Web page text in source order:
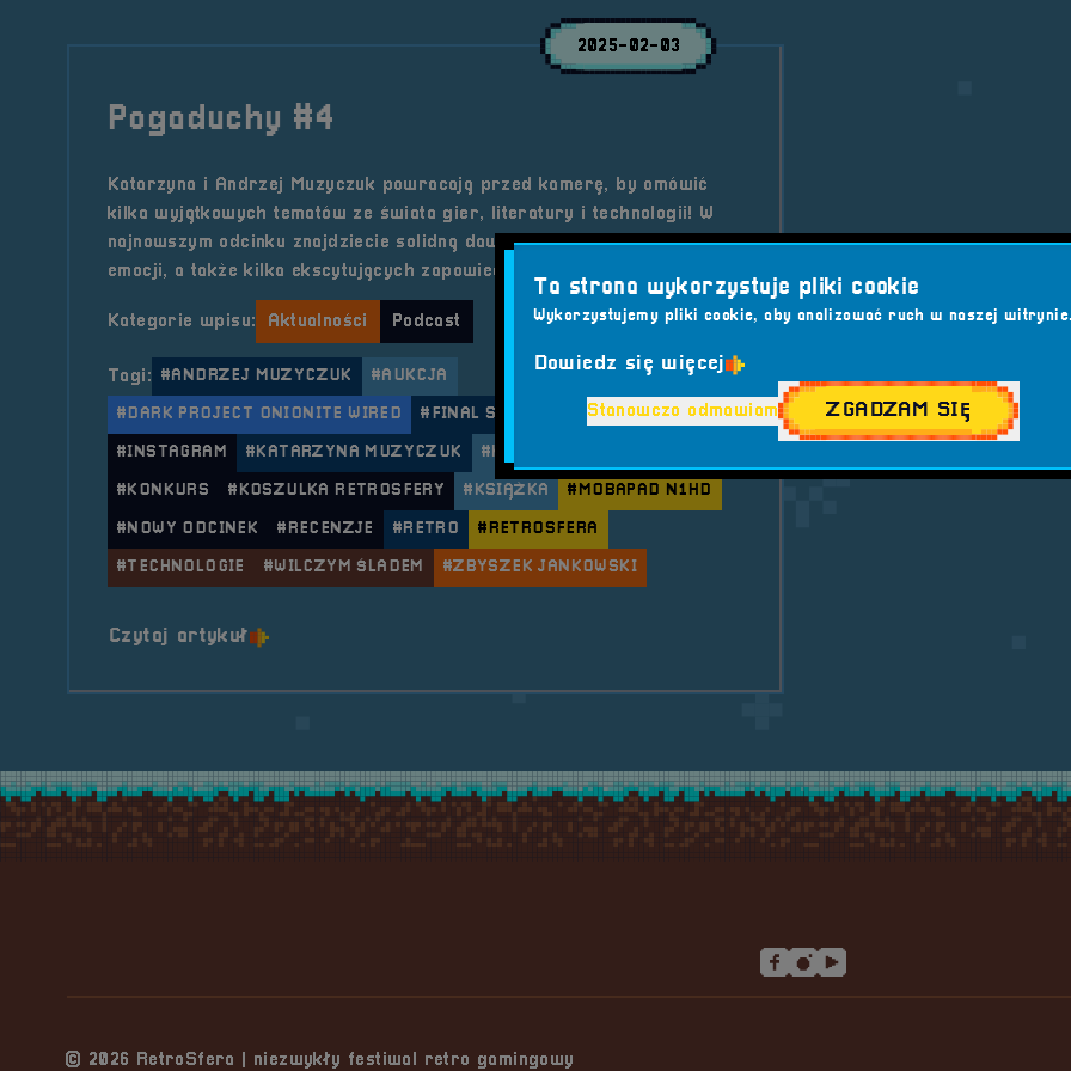
2025-02-03
Pogaduchy #4
Katarzyna i Andrzej Muzyczuk powracają przed kamerę, by omówić
kilka wyjątkowych tematów ze świata gier, literatury i technologii! W
najnowszym odcinku znajdziecie solidną dawkę wiedzy, ciekawostek i
emocji, a także kilka ekscytujących zapowiedzi.
Kategorie wpisu: Aktualności Podcast
Tagi: #ANDRZEJ MUZYCZUK #AUKCJA
#DARK PROJECT ONIONITE WIRED #FINAL SYMPHONY II #GAMING
#INSTAGRAM #KATARZYNA MUZYCZUK #KLAWIATURA
#KONKURS #KOSZULKA RETROSFERY #KSIĄŻKA #MOBAPAD N1HD
#NOWY ODCINEK #RECENZJE #RETRO #RETROSFERA
#TECHNOLOGIE #WILCZYM ŚLADEM #ZBYSZEK JANKOWSKI
Czytaj artykuło tytule Pogaduchy #4
© 2026 RetroSfera | niezwykły festiwal retro gamingowy
Ta strona wykorzystuje pliki cookie
Wykorzystujemy pliki cookie, aby analizować ruch w naszej
Dowiedz się więcej
Stanowczo odmawiam ZGADZAM SIĘ